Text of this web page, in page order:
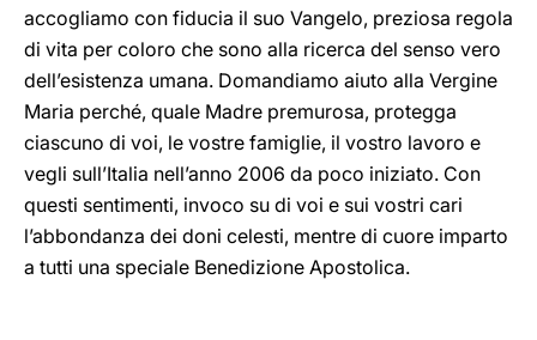
accogliamo con fiducia il suo Vangelo, preziosa regola
di vita per coloro che sono alla ricerca del senso vero
dell’esistenza umana. Domandiamo aiuto alla Vergine
Maria perché, quale Madre premurosa, protegga
ciascuno di voi, le vostre famiglie, il vostro lavoro e
vegli sull’Italia nell’anno 2006 da poco iniziato. Con
questi sentimenti, invoco su di voi e sui vostri cari
l’abbondanza dei doni celesti, mentre di cuore imparto
a tutti una speciale Benedizione Apostolica.